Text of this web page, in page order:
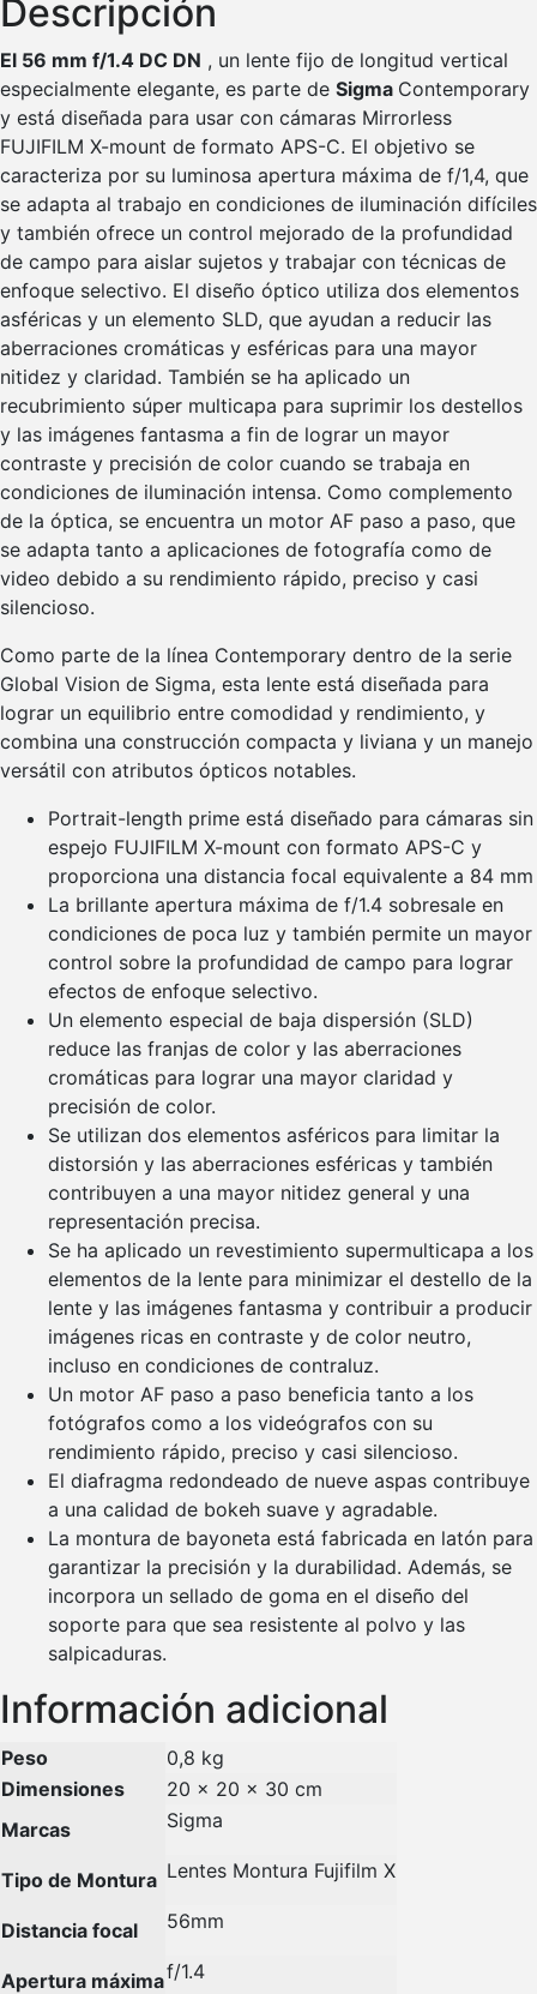
Descripción
El 56 mm f/1.4 DC DN , un lente fijo de longitud vertical
especialmente elegante, es parte de Sigma Contemporary
y está diseñada para usar con cámaras Mirrorless
FUJIFILM X-mount de formato APS-C. El objetivo se
caracteriza por su luminosa apertura máxima de f/1,4, que
se adapta al trabajo en condiciones de iluminación difíciles
y también ofrece un control mejorado de la profundidad
de campo para aislar sujetos y trabajar con técnicas de
enfoque selectivo. El diseño óptico utiliza dos elementos
asféricas y un elemento SLD, que ayudan a reducir las
aberraciones cromáticas y esféricas para una mayor
nitidez y claridad. También se ha aplicado un
recubrimiento súper multicapa para suprimir los destellos
y las imágenes fantasma a fin de lograr un mayor
contraste y precisión de color cuando se trabaja en
condiciones de iluminación intensa. Como complemento
de la óptica, se encuentra un motor AF paso a paso, que
se adapta tanto a aplicaciones de fotografía como de
video debido a su rendimiento rápido, preciso y casi
silencioso.
Como parte de la línea Contemporary dentro de la serie
Global Vision de Sigma, esta lente está diseñada para
lograr un equilibrio entre comodidad y rendimiento, y
combina una construcción compacta y liviana y un manejo
versátil con atributos ópticos notables.
Portrait-length prime está diseñado para cámaras sin
espejo FUJIFILM X-mount con formato APS-C y
proporciona una distancia focal equivalente a 84 mm
La brillante apertura máxima de f/1.4 sobresale en
condiciones de poca luz y también permite un mayor
control sobre la profundidad de campo para lograr
efectos de enfoque selectivo.
Un elemento especial de baja dispersión (SLD)
reduce las franjas de color y las aberraciones
cromáticas para lograr una mayor claridad y
precisión de color.
Se utilizan dos elementos asféricos para limitar la
distorsión y las aberraciones esféricas y también
contribuyen a una mayor nitidez general y una
representación precisa.
Se ha aplicado un revestimiento supermulticapa a los
elementos de la lente para minimizar el destello de la
lente y las imágenes fantasma y contribuir a producir
imágenes ricas en contraste y de color neutro,
incluso en condiciones de contraluz.
Un motor AF paso a paso beneficia tanto a los
fotógrafos como a los videógrafos con su
rendimiento rápido, preciso y casi silencioso.
El diafragma redondeado de nueve aspas contribuye
a una calidad de bokeh suave y agradable.
La montura de bayoneta está fabricada en latón para
garantizar la precisión y la durabilidad. Además, se
incorpora un sellado de goma en el diseño del
soporte para que sea resistente al polvo y las
salpicaduras.
Información adicional
Peso
0,8 kg
Dimensiones
20 × 20 × 30 cm
Marcas
Sigma
Tipo de Montura Lentes Montura Fujifilm X
Distancia focal 56mm
Apertura máximaf/1.4